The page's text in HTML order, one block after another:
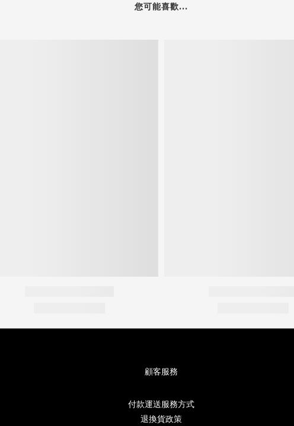
您可能喜歡...
顧客服務
付款運送服務方式
退換貨政策